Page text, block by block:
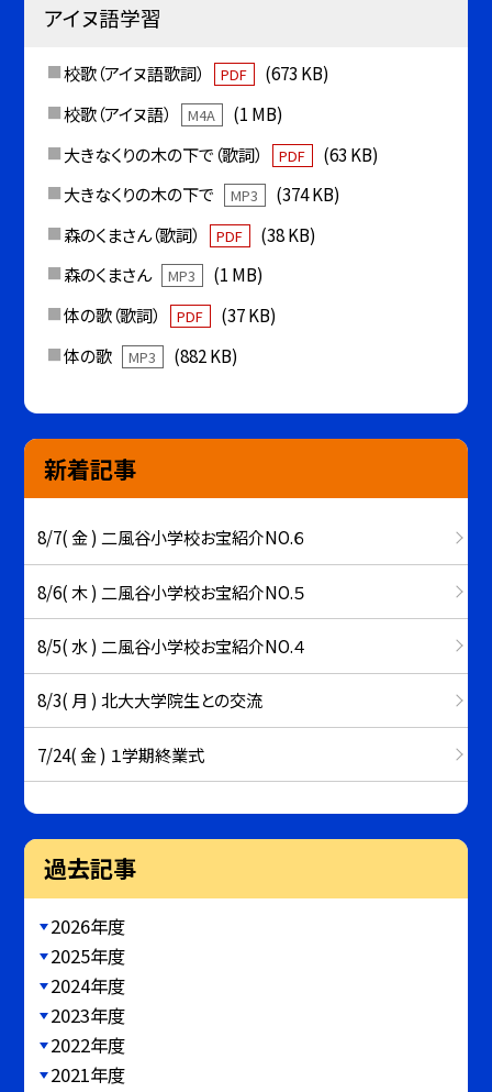
アイヌ語学習
校歌（アイヌ語歌詞） PDF
(673 KB)
校歌（アイヌ語）
M4A
(1 MB)
大きなくりの木の下で（歌詞）
PDF
(63 KB)
大きなくりの木の下で
MP3
(374 KB)
森のくまさん（歌詞）
PDF
(38 KB)
森のくまさん
MP3
(1 MB)
体の歌（歌詞）
PDF
(37 KB)
体の歌
MP3 (882 KB)
新着記事
8/7( 金 ) 二風谷小学校お宝紹介NO.６
8/6( 木 ) 二風谷小学校お宝紹介NO.５
8/5( 水 ) 二風谷小学校お宝紹介NO.４
8/3( 月 ) 北大大学院生との交流
7/24( 金 ) １学期終業式
過去記事
2026年度
2025年度
2024年度
2023年度
2022年度
2021年度